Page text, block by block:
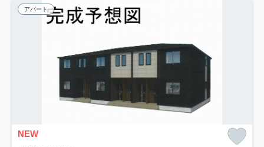
アパート
NEW